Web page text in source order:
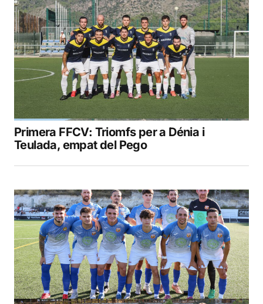
Primera FFCV: Triomfs per a Dénia i
Teulada, empat del Pego